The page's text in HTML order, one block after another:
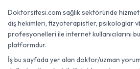
Doktorsitesi.com sağlık sektöründe
diş hekimleri, fizyoterapistler, psikologlar
profesyonelleri ile internet kullanıcılarını
platformdur.
İş bu sayfada yer alan doktor/uzman